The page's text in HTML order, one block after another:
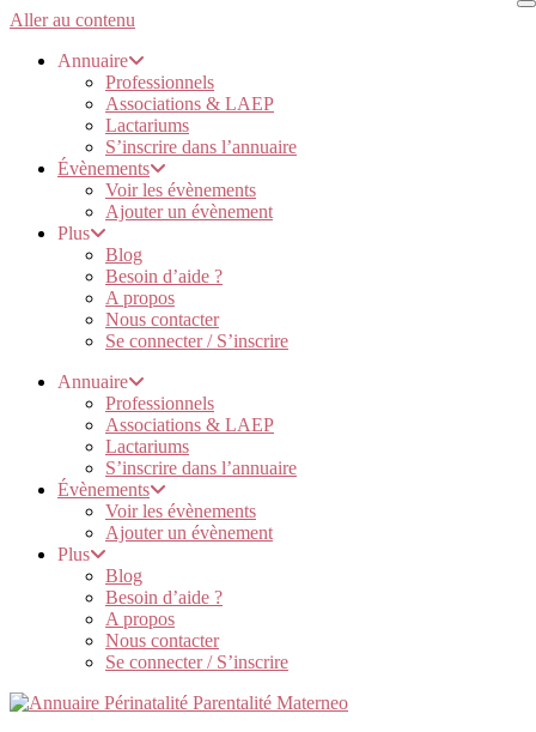
Aller au contenu
Annuaire
Professionnels
Associations & LAEP
Lactariums
S’inscrire dans l’annuaire
Évènements
Voir les évènements
Ajouter un évènement
Plus
Blog
Besoin d’aide ?
A propos
Nous contacter
Se connecter / S’inscrire
Annuaire
Professionnels
Associations & LAEP
Lactariums
S’inscrire dans l’annuaire
Évènements
Voir les évènements
Ajouter un évènement
Plus
Blog
Besoin d’aide ?
A propos
Nous contacter
Se connecter / S’inscrire